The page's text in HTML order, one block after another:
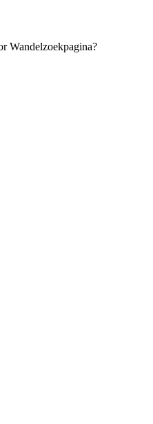
Wandelzoekpagina?